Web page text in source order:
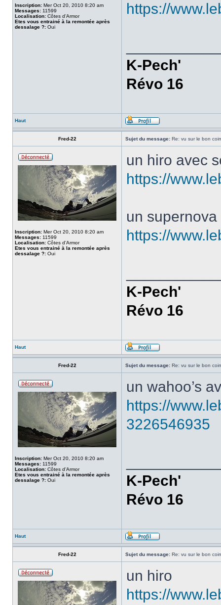
Inscription: Mer Oct 20, 2010 8:20 am
Messages: 11599
Localisation: Côtes d'Armor
Etes vous entrainé à la remontée après
dessalage ?: Oui
https://
K-Pech'
Révo 16
Haut
Fred-22 Sujet du message: Re: vu sur le bon
Inscription: Mer Oct 20, 2010 8:20 am
Messages: 11599
Localisation: Côtes d'Armor
Etes vous entrainé à la remontée après
dessalage ?: Oui
un hiro avec
https://
un
https://
K-Pech'
Révo 16
Haut
Fred-22 Sujet du message: Re: vu sur le bon
Inscription: Mer Oct 20, 2010 8:20 am
Messages: 11599
Localisation: Côtes d'Armor
Etes vous entrainé à la remontée après
dessalage ?: Oui
un wahoo’s
https://
3226546935
K-Pech'
Révo 16
Haut
Fred-22 Sujet du message: Re: vu sur le bon
un hiro
https://